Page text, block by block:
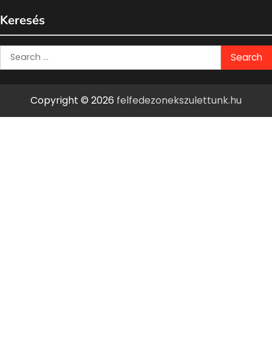
Keresés
Search
for:
Copyright © 2026 felfedezonekszulettunk.hu